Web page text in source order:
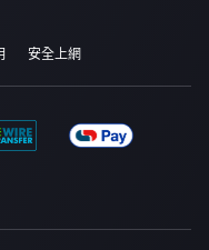
安全上網